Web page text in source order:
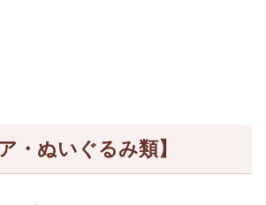
・ぬいぐるみ類】